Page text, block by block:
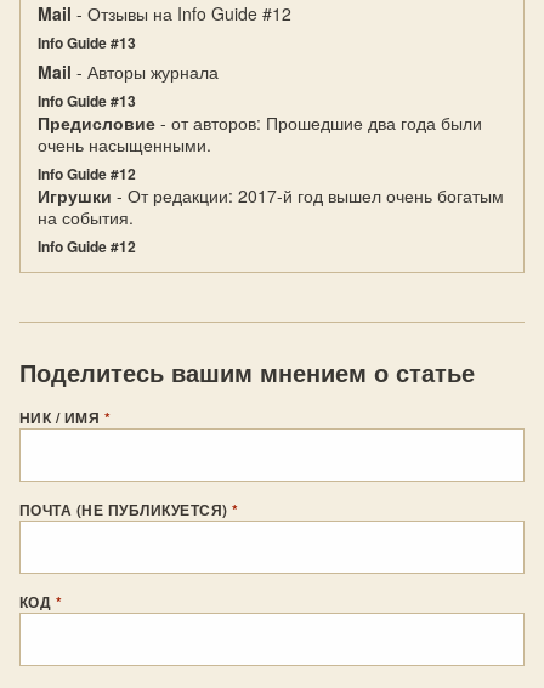
Mail - Отзывы на Info Guide #12
Info Guide #13
Mail - Авторы журнала
Info Guide #13
Предисловие - от авторов: Прошедшие два года были
очень насыщенными.
Info Guide #12
Игрушки - От редакции: 2017-й год вышел очень богатым
на события.
Info Guide #12
Поделитесь вашим мнением о статье
НИК / ИМЯ *
ПОЧТА (НЕ ПУБЛИКУЕТСЯ)*
КОД *